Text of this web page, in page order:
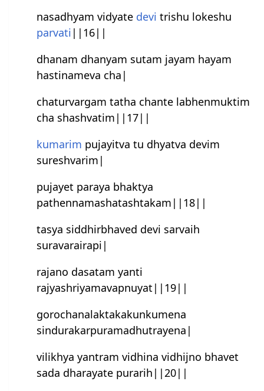
nasadhyam vidyate devi trishu lokeshu
parvati ||16||
dhanam dhanyam sutam jayam hayam
hastinameva cha|
chaturvargam tatha chante labhenmuktim
cha shash‍vatim||17||
kumarim pujayitva tu dhyatva devim
suresh‍varim|
pujayet paraya bhaktya
pathennamashatashtakam||18||
tasya siddhirbhaved devi sarvaih
suravarairapi|
rajano dasatam yanti
rajyashriyamavapnuyat||19||
gorochanalaktakakunkumena
sindurakarpuramadhutrayena|
vilikhya yantram vidhina vidhijno bhavet
sada dharayate purarih||20||